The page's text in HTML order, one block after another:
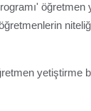
öğretmen
yetiştirme